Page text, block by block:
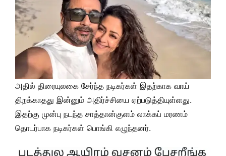
அதில் திரையுலகை சேர்ந்த நடிகர்கள் இதற்காக வாய்
திறக்காதது இன்னும் அதிர்ச்சியை ஏற்படுத்தியுள்ளது.
இதற்கு முன்பு நடந்த சாத்தான்குளம் லாக்கப் மரணம்
தொடர்பாக நடிகர்கள் பொங்கி எழுந்தனர்.